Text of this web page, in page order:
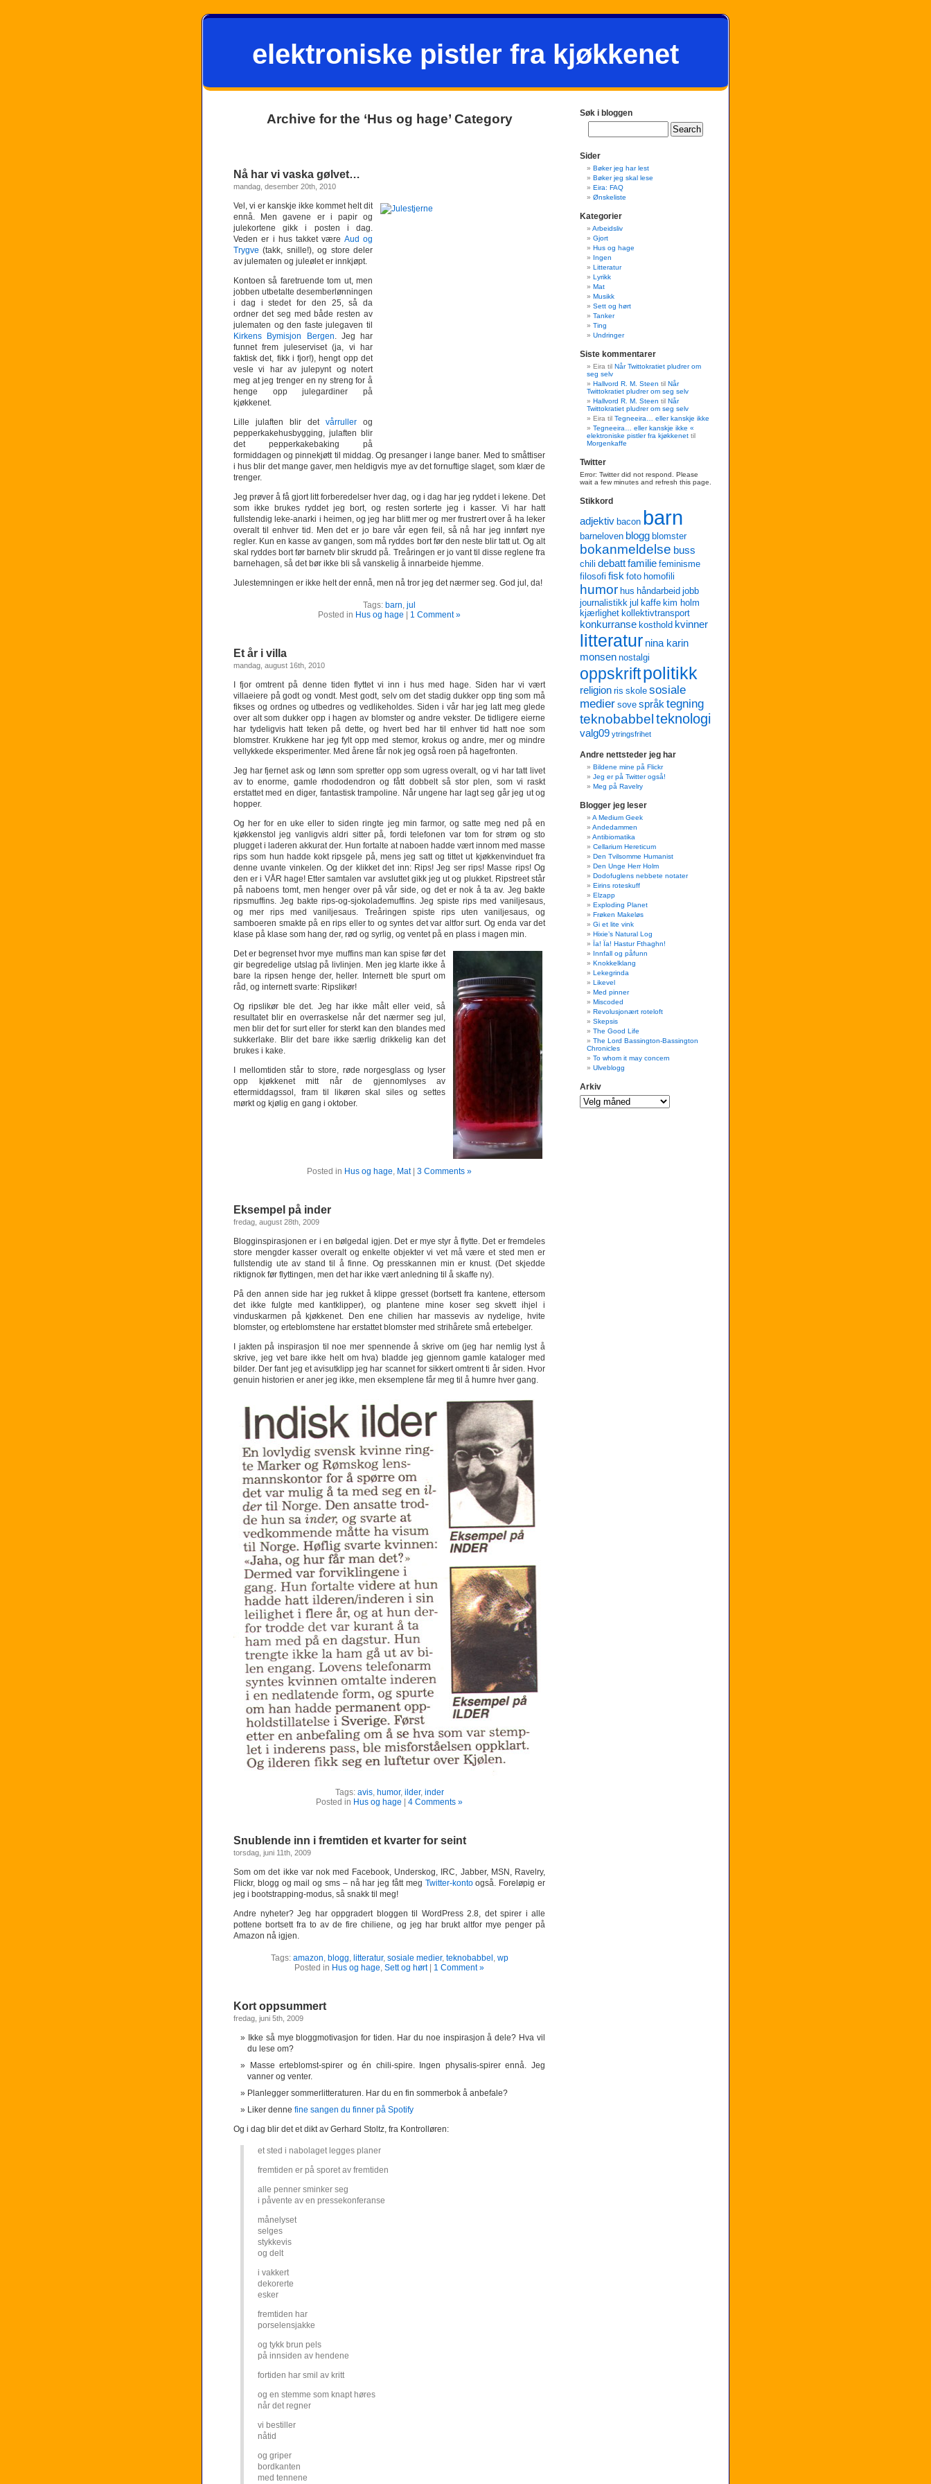
elektroniske pistler fra kjøkkenet
Archive for the ‘Hus og hage’ Category
Nå har vi vaska gølvet…
mandag, desember 20th, 2010
Vel, vi er kanskje ikke kommet helt dit
ennå. Men gavene er i papir og
julekortene gikk i posten i dag.
Veden er i hus takket være Aud og
Trygve (takk, snille!), og store deler
av julematen og juleølet er innkjøpt.
Kontoen så faretruende tom ut, men
jobben utbetalte desemberlønningen
i dag i stedet for den 25, så da
ordner det seg med både resten av
julematen og den faste julegaven til
Kirkens Bymisjon Bergen. Jeg har
funnet frem juleserviset (ja, vi har
faktisk det, fikk i fjor!), hengt opp det
vesle vi har av julepynt og notert
meg at jeg trenger en ny streng for å
henge opp julegardiner på
kjøkkenet.
Lille julaften blir det vårruller og
pepperkakehusbygging, julaften blir
det pepperkakebaking på
formiddagen og pinnekjøtt til middag. Og presanger i lange baner. Med to småttiser
i hus blir det mange gaver, men heldigvis mye av det fornuftige slaget, som klær de
trenger.
Jeg prøver å få gjort litt forberedelser hver dag, og i dag har jeg ryddet i lekene. Det
som ikke brukes ryddet jeg bort, og resten sorterte jeg i kasser. Vi har hatt
fullstendig leke-anarki i heimen, og jeg har blitt mer og mer frustrert over å ha leker
overalt til enhver tid. Men det er jo bare vår egen feil, så nå har jeg innført nye
regler. Kun en kasse av gangen, som må ryddes bort før den neste blir tatt ut. Og alt
skal ryddes bort før barnetv blir skrudd på. Treåringen er jo vant til disse reglene fra
barnehagen, så det bør ikke bli så vanskelig å innarbeide hjemme.
Julestemningen er ikke helt der ennå, men nå tror jeg det nærmer seg. God jul, da!
Tags: barn, jul
Posted in Hus og hage 1 Comment »
Et år i villa
mandag, august 16th, 2010
I fjor omtrent på denne tiden flyttet vi inn i hus med hage. Siden har vi vært
villaeiere på godt og vondt. Mest godt, selv om det stadig dukker opp ting som må
fikses og ordnes og utbedres og vedlikeholdes. Siden i vår har jeg latt meg glede
over alt som dukker opp i hagen av blomster og andre vekster. De tidligere eierne
har tydeligvis hatt teken på dette, og hvert bed har til enhver tid hatt noe som
blomstrer. Krukkene har jeg fylt opp med stemor, krokus og andre, mer og mindre
vellykkede eksperimenter. Med årene får nok jeg også roen på hagefronten.
Jeg har fjernet ask og lønn som spretter opp som ugress overalt, og vi har tatt livet
av to enorme, gamle rhododendron og fått dobbelt så stor plen, som vi raskt
erstattet med en diger, fantastisk trampoline. Når ungene har lagt seg går jeg ut og
hopper.
Og her for en uke eller to siden ringte jeg min farmor, og satte meg ned på en
kjøkkenstol jeg vanligvis aldri sitter på, fordi telefonen var tom for strøm og sto
plugget i laderen akkurat der. Hun fortalte at naboen hadde vært innom med masse
rips som hun hadde kokt ripsgele på, mens jeg satt og tittet ut kjøkkenvinduet fra
denne uvante vinkelen. Og der klikket det inn: Rips! Jeg ser rips! Masse rips! Og
den er i VÅR hage! Etter samtalen var avsluttet gikk jeg ut og plukket. Ripstreet står
på naboens tomt, men henger over på vår side, og det er nok å ta av. Jeg bakte
ripsmuffins. Jeg bakte rips-og-sjokolademuffins. Jeg spiste rips med vaniljesaus,
og mer rips med vaniljesaus. Treåringen spiste rips uten vaniljesaus, og
samboeren smakte på en rips eller to og syntes det var altfor surt. Og enda var det
klase på klase som hang der, rød og syrlig, og ventet på en plass i magen min.
Det er begrenset hvor mye muffins man kan spise før det
gir begredelige utslag på livlinjen. Men jeg klarte ikke å
bare la ripsen henge der, heller. Internett ble spurt om
råd, og internett svarte: Ripslikør!
Og ripslikør ble det. Jeg har ikke målt eller veid, så
resultatet blir en overraskelse når det nærmer seg jul,
men blir det for surt eller for sterkt kan den blandes med
sukkerlake. Blir det bare ikke særlig drikkelig kan det
brukes i kake.
I mellomtiden står to store, røde norgesglass og lyser
opp kjøkkenet mitt når de gjennomlyses av
ettermiddagssol, fram til likøren skal siles og settes
mørkt og kjølig en gang i oktober.
Posted in Hus og hage, Mat| 3 Comments »
Eksempel på inder
fredag, august 28th, 2009
Blogginspirasjonen er i en bølgedal igjen. Det er mye styr å flytte. Det er fremdeles
store mengder kasser overalt og enkelte objekter vi vet må være et sted men er
fullstendig ute av stand til å finne. Og presskannen min er knust. (Det skjedde
riktignok før flyttingen, men det har ikke vært anledning til å skaffe ny).
På den annen side har jeg rukket å klippe gresset (bortsett fra kantene, ettersom
det ikke fulgte med kantklipper), og plantene mine koser seg skvett ihjel i
vinduskarmen på kjøkkenet. Den ene chilien har massevis av nydelige, hvite
blomster, og erteblomstene har erstattet blomster med strihårete små ertebelger.
I jakten på inspirasjon til noe mer spennende å skrive om (jeg har nemlig lyst å
skrive, jeg vet bare ikke helt om hva) bladde jeg gjennom gamle kataloger med
bilder. Der fant jeg et avisutklipp jeg har scannet for sikkert omtrent ti år siden. Hvor
genuin historien er aner jeg ikke, men eksemplene får meg til å humre hver gang.
Tags: avis, humor, ilder, inder
Posted in Hus og hage 4 Comments »
Snublende inn i fremtiden et kvarter for seint
torsdag, juni 11th, 2009
Som om det ikke var nok med Facebook, Underskog, IRC, Jabber, MSN, Ravelry,
Flickr, blogg og mail og sms – nå har jeg fått meg Twitter-kontoogså. Foreløpig er
jeg i bootstrapping-modus, så snakk til meg!
Andre nyheter? Jeg har oppgradert bloggen til WordPress 2.8, det spirer i alle
pottene bortsett fra to av de fire chiliene, og jeg har brukt altfor mye penger på
Amazon nå igjen.
Tags: amazon, blogg, litteratur, sosiale medier, teknobabbel , wp
Posted in Hus og hage, Sett og hørt| 1 Comment »
Kort oppsummert
fredag, juni 5th, 2009
Ikke så mye bloggmotivasjon for tiden. Har du noe inspirasjon å dele? Hva vil
du lese om?
Masse erteblomst-spirer og én chili-spire. Ingen physalis-spirer ennå. Jeg
vanner og venter.
Planlegger sommerlitteraturen. Har du en fin sommerbok å anbefale?
Liker denne fine sangen du finner på Spotify
Og i dag blir det et dikt av Gerhard Stoltz, fra Kontrolløren:
et sted i nabolaget legges planer
fremtiden er på sporet av fremtiden
alle penner sminker seg
i påvente av en pressekonferanse
månelyset
selges
stykkevis
og delt
i vakkert
dekorerte
esker
fremtiden har
porselensjakke
og tykk brun pels
på innsiden av hendene
fortiden har smil av kritt
og en stemme som knapt høres
når det regner
vi bestiller
nåtid
og griper
bordkanten
med tennene
Søk i bloggen
Sider
Bøker jeg har lest
Bøker jeg skal lese
Eira: FAQ
Ønskeliste
Kategorier
Arbeidsliv
Gjort
Hus og hage
Ingen
Litteratur
Lyrikk
Mat
Musikk
Sett og hørt
Tanker
Ting
Undringer
Siste kommentarer
Eira til Når Twittokratiet pludrer om
seg selv
Hallvord R. M. Steen til Når
Twittokratiet pludrer om seg selv
Hallvord R. M. Steen til Når
Twittokratiet pludrer om seg selv
Eira til Tegneeira… eller kanskje ikke
Tegneeira… eller kanskje ikke «
elektroniske pistler fra kjøkkenet til
Morgenkaffe
Twitter
Error: Twitter did not respond. Please
wait a few minutes and refresh this page.
Stikkord
adjektiv bacon barn
barneloven blogg blomster
bokanmeldelse buss
chili debattfamilie feminisme
filosofi fisk foto homofili
humor hus håndarbeid jobb
journalistikk jul kaffe kim holm
kjærlighet kollektivtransport
konkurranse kosthold kvinner
litteratur nina karin
monsen nostalgi
oppskriftpolitikk
religion ris skole sosiale
medier sove språk tegning
teknobabbel teknologi
valg09 ytringsfrihet
Andre nettsteder jeg har
Bildene mine på Flickr
Jeg er på Twitter også!
Meg på Ravelry
Blogger jeg leser
A Medium Geek
Andedammen
Antibiomatika
Cellarium Hereticum
Den Tvilsomme Humanist
Den Unge Herr Holm
Dodofuglens nebbete notater
Eirins roteskuff
Elzapp
Exploding Planet
Frøken Makeløs
Gi et lite vink
Hixie’s Natural Log
Ïa! Ïa! Hastur Fthaghn!
Innfall og påfunn
Knokkelklang
Lekegrinda
Likevel
Med pinner
Miscoded
Revolusjonært roteloft
Skepsis
The Good Life
The Lord Bassington-Bassington
Chronicles
To whom it may concern
Ulveblogg
Arkiv